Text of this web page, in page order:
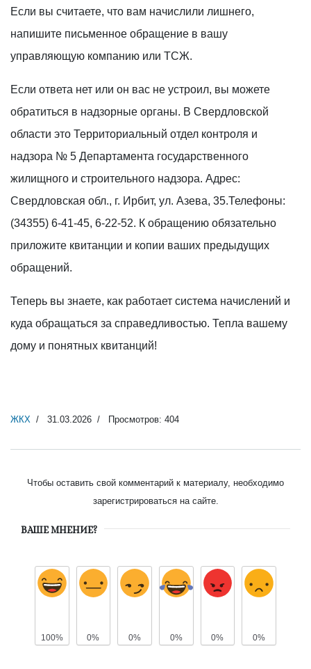
Если вы считаете, что вам начислили лишнего,
напишите письменное обращение в вашу
управляющую компанию или ТСЖ.
Если ответа нет или он вас не устроил, вы можете
обратиться в надзорные органы. В Свердловской
области это Территориальный отдел контроля и
надзора № 5 Департамента государственного
жилищного и строительного надзора. Адрес:
Свердловская обл., г. Ирбит, ул. Азева, 35.Телефоны:
(34355) 6-41-45, 6-22-52. К обращению обязательно
приложите квитанции и копии ваших предыдущих
обращений.
Теперь вы знаете, как работает система начислений и
куда обращаться за справедливостью. Тепла вашему
дому и понятных квитанций!
ЖКХ 31.03.2026 Просмотров: 404
Чтобы оставить свой комментарий к материалу, необходимо
зарегистрироваться на сайте.
ВАШЕ МНЕНИЕ?
100% 0% 0% 0% 0% 0%